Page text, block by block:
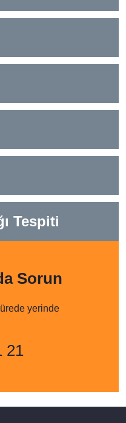
Tespiti
Sorun
yerinde
21